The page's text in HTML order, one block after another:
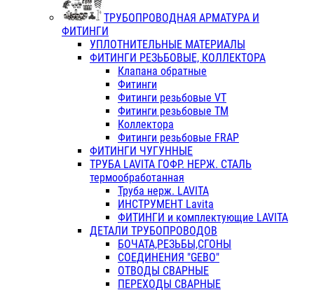
ТРУБОПРОВОДНАЯ АРМАТУРА И
ФИТИНГИ
УПЛОТНИТЕЛЬНЫЕ МАТЕРИАЛЫ
ФИТИНГИ РЕЗЬБОВЫЕ, КОЛЛЕКТОРА
Клапана обратные
Фитинги
Фитинги резьбовые VT
Фитинги резьбовые ТМ
Коллектора
Фитинги резьбовые FRAP
ФИТИНГИ ЧУГУННЫЕ
ТРУБА LAVITA ГОФР. НЕРЖ. СТАЛЬ
термообработанная
Труба нерж. LAVITA
ИНСТРУМЕНТ Lavita
ФИТИНГИ и комплектующие LAVITA
ДЕТАЛИ ТРУБОПРОВОДОВ
БОЧАТА,РЕЗЬБЫ,СГОНЫ
СОЕДИНЕНИЯ "GEBO"
ОТВОДЫ СВАРНЫЕ
ПЕРЕХОДЫ СВАРНЫЕ